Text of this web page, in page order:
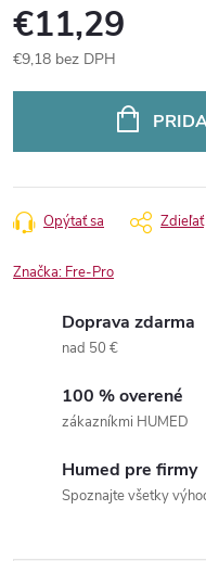
€11,29
€9,18 bez DPH
Opýtať sa Zdieľať
Značka: Fre-Pro
Doprava zdarma
nad 50 €
100 % overené
zákazníkmi HUMED
Humed pre firmy
Spoznajte všetky